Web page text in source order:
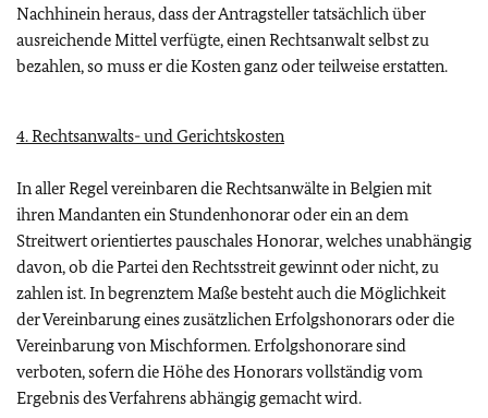
Nachhinein heraus, dass der Antragsteller tatsächlich über
ausreichende Mittel verfügte, einen Rechtsanwalt selbst zu
bezahlen, so muss er die Kosten ganz oder teilweise erstatten.
4. Rechtsanwalts- und Gerichtskosten
In aller Regel vereinbaren die Rechtsanwälte in Belgien mit
ihren Mandanten ein Stundenhonorar oder ein an dem
Streitwert orientiertes pauschales Honorar, welches unabhängig
davon, ob die Partei den Rechtsstreit gewinnt oder nicht, zu
zahlen ist. In begrenztem Maße besteht auch die Möglichkeit
der Vereinbarung eines zusätzlichen Erfolgshonorars oder die
Vereinbarung von Mischformen. Erfolgshonorare sind
verboten, sofern die Höhe des Honorars vollständig vom
Ergebnis des Verfahrens abhängig gemacht wird.